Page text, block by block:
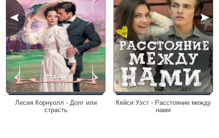
Лесия Корнуолл - Долг или
страсть
Кейси Уэст - Расстояние между
нами